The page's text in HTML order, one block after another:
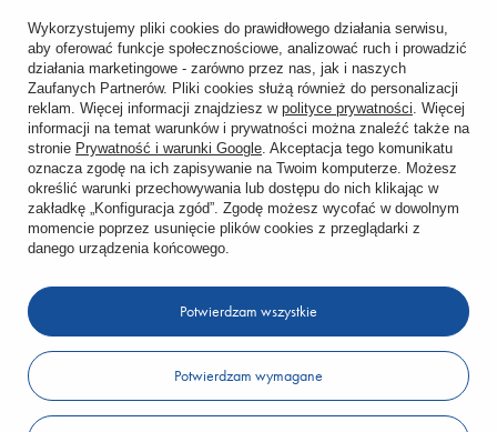
Chcę zareklamować produkt
Chcę zwrócić produkt
Chcę wymienić towar
KONTO
KONTAKT
Wykorzystujemy pliki cookies do prawidłowego działania serwisu,
aby oferować funkcje społecznościowe, analizować ruch i prowadzić
działania marketingowe - zarówno przez nas, jak i naszych
Zaufanych Partnerów. Pliki cookies służą również do personalizacji
reklam. Więcej informacji znajdziesz w polityce prywatności. Więcej
informacji na temat warunków i prywatności można znaleźć także na
stronie Prywatność i warunki Google. Akceptacja tego komunikatu
oznacza zgodę na ich zapisywanie na Twoim komputerze. Możesz
określić warunki przechowywania lub dostępu do nich klikając w
zakładkę „Konfiguracja zgód”. Zgodę możesz wycofać w dowolnym
momencie poprzez usunięcie plików cookies z przeglądarki z
danego urządzenia końcowego.
Potwierdzam wymagane
Potwierdzam wszystkie